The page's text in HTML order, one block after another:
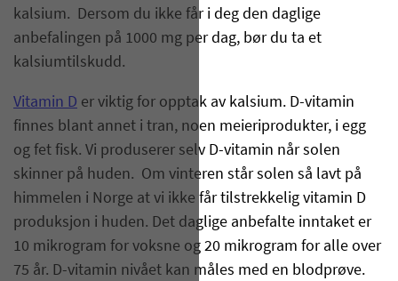
kalsium. Dersom du ikke får i deg den daglige
anbefalingen på 1000 mg per dag, bør du ta et
kalsiumtilskudd.
Vitamin D er viktig for opptak av kalsium. D-vitamin
finnes blant annet i tran, noen meieriprodukter, i egg
og fet fisk. Vi produserer selv D-vitamin når solen
skinner på huden. Om vinteren står solen så lavt på
himmelen i Norge at vi ikke får tilstrekkelig vitamin D
produksjon i huden. Det daglige anbefalte inntaket er
10 mikrogram for voksne og 20 mikrogram for alle over
75 år. D-vitamin nivået kan måles med en blodprøve.